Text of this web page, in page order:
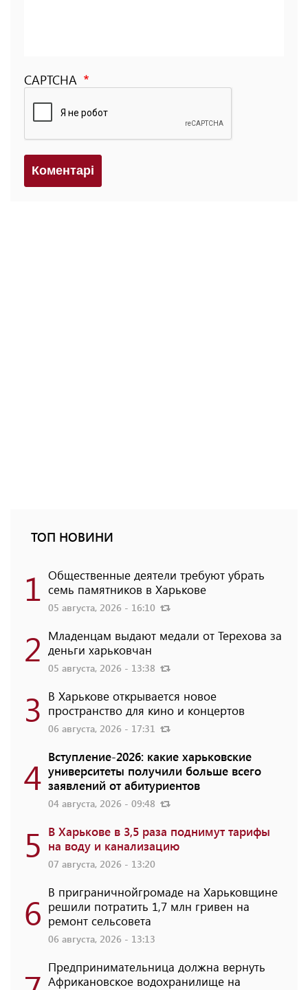
CAPTCHA
Коментарi
ТОП НОВИНИ
1 Общественные деятели требуют убрать
семь памятников в Харькове
05 августа, 2026 - 16:10
2 Младенцам выдают медали от Терехова за
деньги харьковчан
05 августа, 2026 - 13:38
3 В Харькове открывается новое
пространство для кино и концертов
06 августа, 2026 - 17:31
4 Вступление-2026: какие харьковские
университеты получили больше всего
заявлений от абитуриентов
04 августа, 2026 - 09:48
5 В Харькове в 3,5 раза поднимут тарифы
на воду и канализацию
07 августа, 2026 - 13:20
6 В приграничнойгромаде на Харьковщине
решили потратить 1,7 млн ​​гривен на
ремонт сельсовета
06 августа, 2026 - 13:13
Предпринимательница должна вернуть
Африкановское водохранилище на